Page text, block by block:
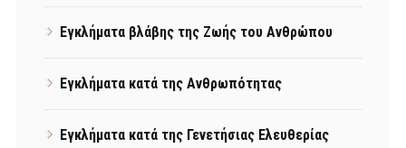
Εγκλήματα βλάβης της Ζωής του Ανθρώπου
Εγκλήματα κατά της Ανθρωπότητας
Εγκλήματα κατά της Γενετήσιας Ελευθερίας